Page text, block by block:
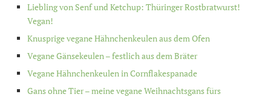
Liebling von Senf und Ketchup: Thüringer Rostbratwurst!
Vegan!
Knusprige vegane Hähnchenkeulen aus dem Ofen
Vegane Gänsekeulen – festlich aus dem Bräter
Vegane Hähnchenkeulen in Cornflakespanade
Gans ohne Tier – meine vegane Weihnachtsgans fürs